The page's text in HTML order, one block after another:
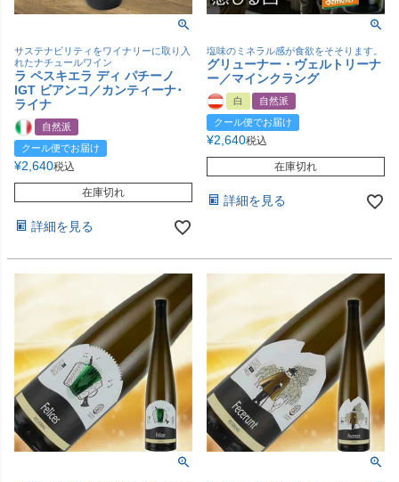
サステナビリティをワイナリーに取り入
れたナチュールワイン
ラ ペスキエラ ディ パチーノ
IGT ビアンコ／カンティーナ･
ライナ
自然派
クール便でお届け
¥2,640税込
在庫切れ
詳細を見る
塩味のミネラル感が食欲をそそります。
グリューナー・ヴェルトリーナ
ー／マインクラング
白
自然派
クール便でお届け
¥2,640税込
在庫切れ
詳細を見る